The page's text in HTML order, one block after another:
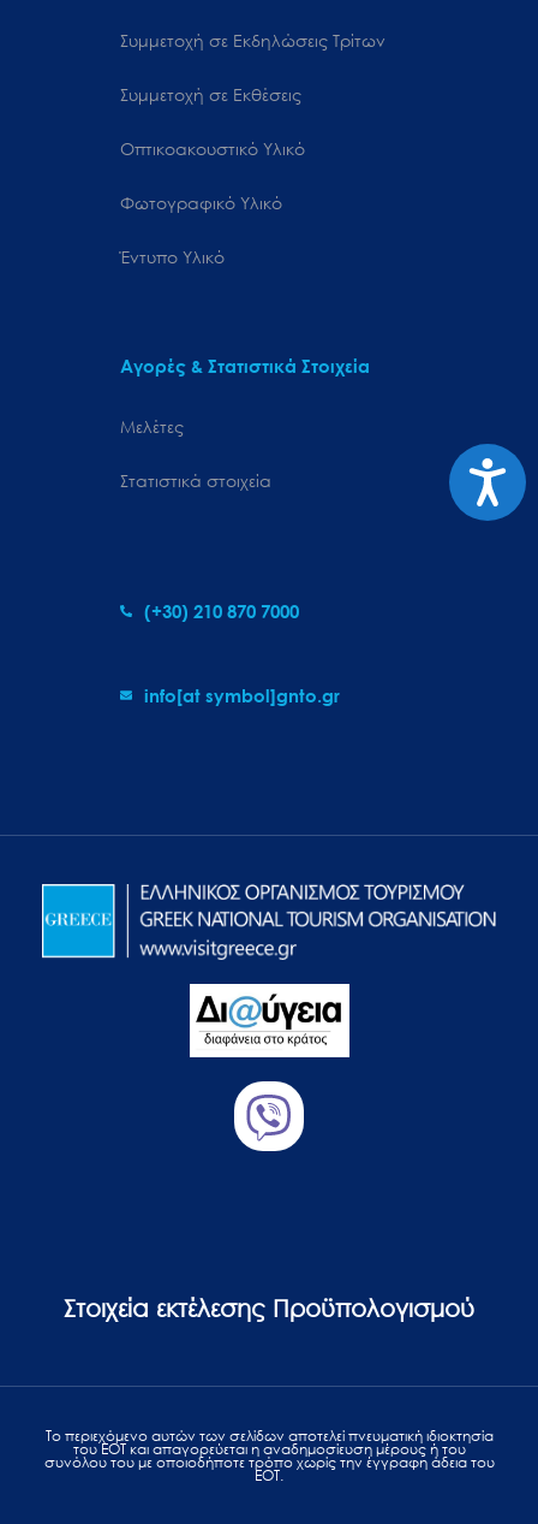
Συμμετοχή σε Εκδηλώσεις Τρίτων
Συμμετοχή σε Εκθέσεις
Οπτικοακουστικό Υλικό
Φωτογραφικό Υλικό
Έντυπο Υλικό
Αγορές & Στατιστικά Στοιχεία
Μελέτες
Στατιστικά στοιχεία
(+30) 210 870 7000
info[at symbol]gnto.gr
Στοιχεία εκτέλεσης Προϋπολογισμού
Το περιεχόμενο αυτών των σελίδων αποτελεί πvευματική ιδιοκτησία
του ΕΟΤ και απαγορεύεται η αναδημοσίευση μέρους ή του
συνόλου του με οποιοδήποτε τρόπο χωρίς την έγγραφη άδεια του
ΕΟΤ.